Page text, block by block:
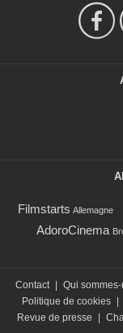
Filmstarts Allemagne
AdoroCinema
Contact | Qui
Politique de cookies |
Revue de presse
|